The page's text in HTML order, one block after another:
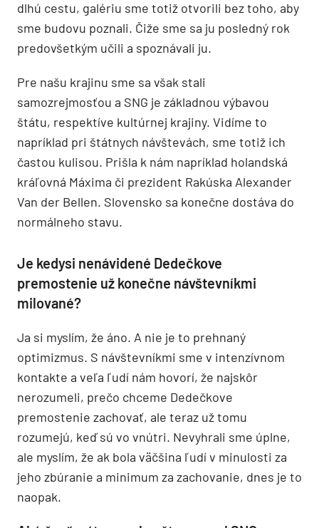
dlhú cestu, galériu sme totiž otvorili bez toho, aby
sme budovu poznali. Čiže sme sa ju posledný rok
predovšetkým učili a spoznávali ju.
Pre našu krajinu sme sa však stali
samozrejmosťou a SNG je základnou výbavou
štátu, respektíve kultúrnej krajiny. Vidíme to
napríklad pri štátnych návštevách, sme totiž ich
častou kulisou. Prišla k nám napríklad holandská
kráľovná Máxima či prezident Rakúska Alexander
Van der Bellen. Slovensko sa konečne dostáva do
normálneho stavu.
Je kedysi nenávidené Dedečkove
premostenie už konečne návštevníkmi
milované?
Ja si myslím, že áno. A nie je to prehnaný
optimizmus. S návštevníkmi sme v intenzívnom
kontakte a veľa ľudí nám hovorí, že najskôr
nerozumeli, prečo chceme Dedečkove
premostenie zachovať, ale teraz už tomu
rozumejú, keď sú vo vnútri. Nevyhrali sme úplne,
ale myslím, že ak bola väčšina ľudí v minulosti za
jeho zbúranie a minimum za zachovanie, dnes je to
naopak.